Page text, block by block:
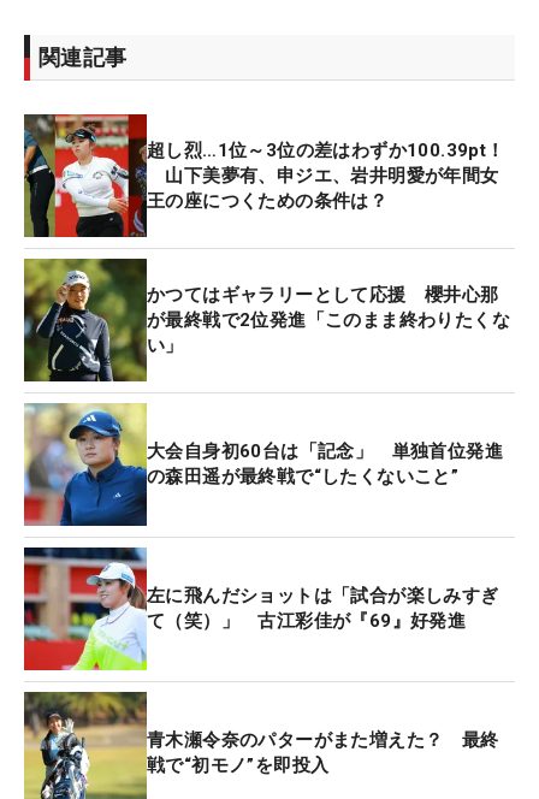
関連記事
超し烈…1位～3位の差はわずか100.39pt！
山下美夢有、申ジエ、岩井明愛が年間女
王の座につくための条件は？
かつてはギャラリーとして応援 櫻井心那
が最終戦で2位発進「このまま終わりたくな
い」
大会自身初60台は「記念」 単独首位発進
の森田遥が最終戦で“したくないこと”
左に飛んだショットは「試合が楽しみすぎ
て（笑）」 古江彩佳が『69』好発進
青木瀬令奈のパターがまた増えた？ 最終
戦で“初モノ”を即投入